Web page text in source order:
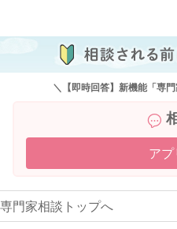
＼【即時回答】新機能「専
アプ
門家相談トップへ